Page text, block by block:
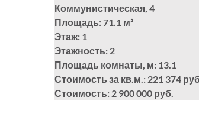
Коммунистическая, 4
Площадь: 71.1 м²
Этаж: 1
Этажность: 2
Площадь комнаты, м: 13.1
Стоимость за кв.м.: 221 374
Стоимость: 2 900 000 руб.